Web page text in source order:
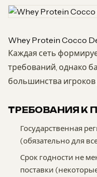
Whey Protein Cocco
Каждая сеть
требований, однако
большинства игроков
ТРЕБОВАНИЯ К
Государственная
(обязательно для
Срок годности не
поставки